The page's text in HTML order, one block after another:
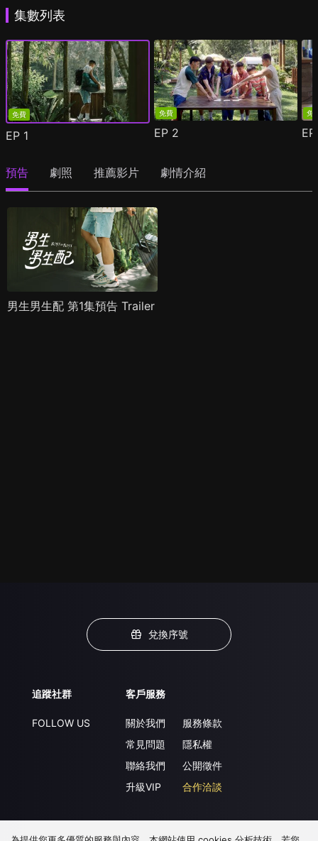
集數列表
免費
EP 1
免費
EP 2
免
預告 劇照 推薦影片 劇情介紹
男生男生配 第1集預告 Trailer
兌換序號
追蹤社群
FOLLOW US
客戶服務
關於我們
常見問題
聯絡我們
升級VIP
服務條款
隱私權
公開徵件
合作洽談